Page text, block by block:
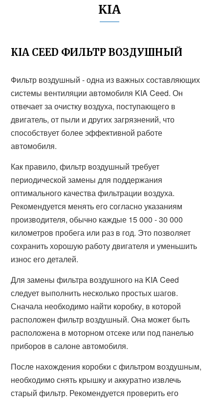
KIA
KIA CEED ФИЛЬТР ВОЗДУШНЫЙ
Фильтр воздушный - одна из важных составляющих
системы вентиляции автомобиля KIA Ceed. Он
отвечает за очистку воздуха, поступающего в
двигатель, от пыли и других загрязнений, что
способствует более эффективной работе
автомобиля.
Как правило, фильтр воздушный требует
периодической замены для поддержания
оптимального качества фильтрации воздуха.
Рекомендуется менять его согласно указаниям
производителя, обычно каждые 15 000 - 30 000
километров пробега или раз в год. Это позволяет
сохранить хорошую работу двигателя и уменьшить
износ его деталей.
Для замены фильтра воздушного на KIA Ceed
следует выполнить несколько простых шагов.
Сначала необходимо найти коробку, в которой
расположен фильтр воздушный. Она может быть
расположена в моторном отсеке или под панелью
приборов в салоне автомобиля.
После нахождения коробки с фильтром воздушным,
необходимо снять крышку и аккуратно извлечь
старый фильтр. Рекомендуется проверить его